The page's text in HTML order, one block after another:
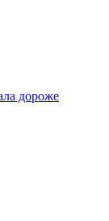
дороже